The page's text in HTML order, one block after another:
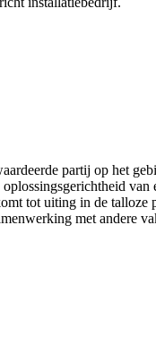
partij op het
tot uiting in de
met andere